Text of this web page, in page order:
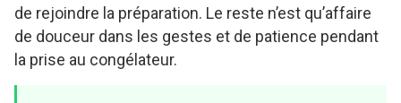
de rejoindre la préparation. Le reste n’est qu’affaire
de douceur dans les gestes et de patience pendant
la prise au congélateur.